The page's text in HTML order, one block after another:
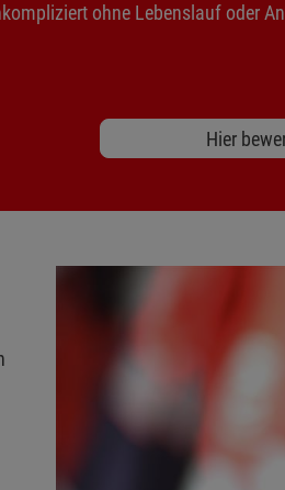
ohne Lebenslauf oder
Hier